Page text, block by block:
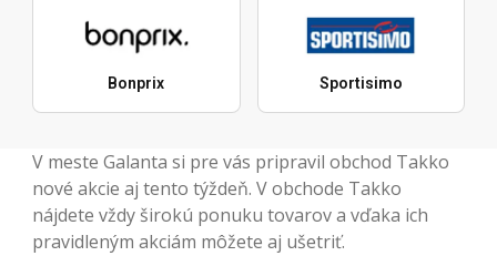
Bonprix Sportisimo
V meste Galanta si pre vás pripravil obchod Takko
nové akcie aj tento týždeň. V obchode Takko
nájdete vždy širokú ponuku tovarov a vďaka ich
pravidleným akciám môžete aj ušetriť.